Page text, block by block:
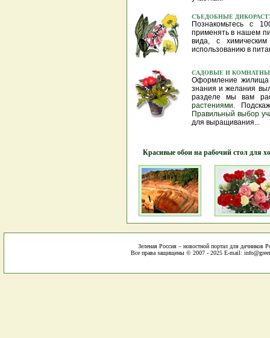
СЪЕДОБНЫЕ
Познакомьтесь с
применять в нашем
вида, с
использованию в
САДОВЫЕ И
Оформление жилища
знания и желания
разделе мы вам
растениями .
Правильный выбор
для выращивания...
Красивые обои на рабочий стол для
Зеленая Россия – новостной портал для дачников
Все права защищены © 2007 - 2025 E-mail: